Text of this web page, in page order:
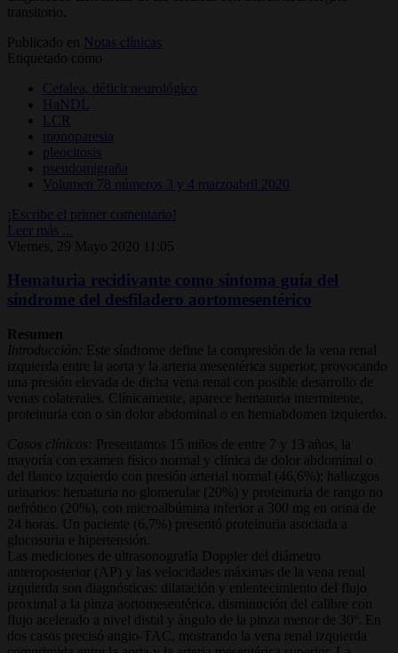
transitorio.
Publicado en
Notas clínicas
Etiquetado como
Cefalea, déficit neurológico
HaNDL
LCR
monoparesia
pleocitosis
pseudomigraña
Volumen 78 números 3 y 4 marzoabril 2020
¡Escribe el primer comentario!
Leer más ...
Viernes, 29 Mayo 2020 11:05
Hematuria recidivante como síntoma guía del
síndrome del desfiladero aortomesentérico
Resumen
Introducción:
Este síndrome define la compresión de la vena renal
izquierda entre la aorta y la arteria mesentérica superior, provocando
una presión elevada de dicha vena renal con posible desarrollo de
venas colaterales. Clínicamente, aparece hematuria intermitente,
proteinuria con o sin dolor abdominal o en hemiabdomen izquierdo.
Casos clínicos:
Presentamos 15 niños de entre 7 y 13 años, la
mayoría con examen físico normal y clínica de dolor abdominal o
del flanco izquierdo con presión arterial normal (46,6%); hallazgos
urinarios: hematuria no glomerular (20%) y proteinuria de rango no
nefrótico (20%), con microalbúmina inferior a 300 mg en orina de
24 horas. Un paciente (6,7%) presentó proteinuria asociada a
glucosuria e hipertensión.
Las mediciones de ultrasonografía Doppler del diámetro
anteroposterior (AP) y las velocidades máximas de la vena renal
izquierda son diagnósticas: dilatación y enlentecimiento del flujo
proximal a la pinza aortomesentérica, disminución del calibre con
flujo acelerado a nivel distal y ángulo de la pinza menor de 30º. En
dos casos precisó angio-TAC, mostrando la vena renal izquierda